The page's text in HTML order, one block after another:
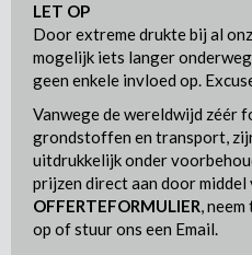
LET OP
Door extreme drukte bij al
mogelijk iets langer
geen enkele invloed op.
Vanwege de wereldwijd zéér
grondstoffen en transport,
uitdrukkelijk onder
prijzen direct aan door middel
OFFERTEFORMULIER,
op of stuur ons een Email.